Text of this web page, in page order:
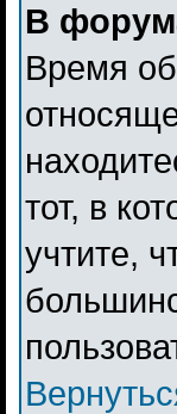
В
Время
тот, в
учтите,